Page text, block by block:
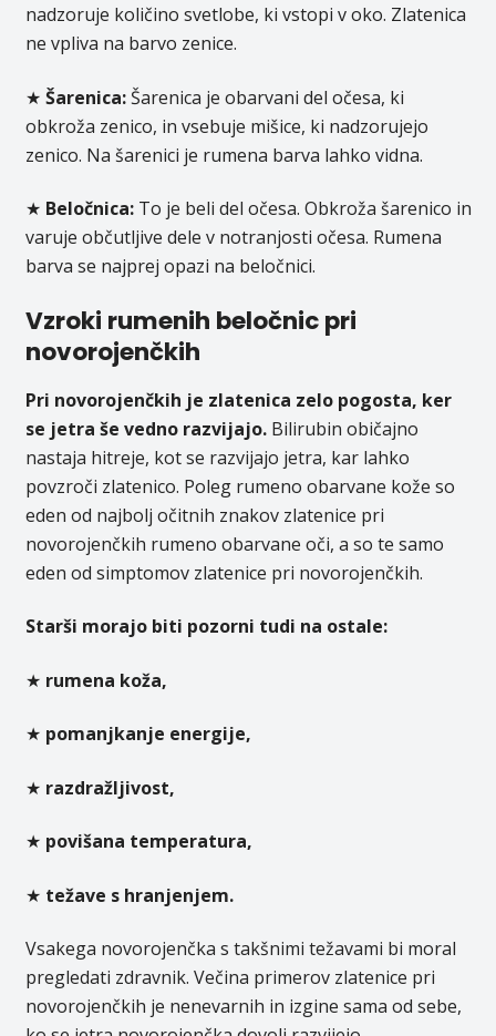
nadzoruje količino svetlobe, ki vstopi v oko. Zlatenica
ne vpliva na barvo zenice.
★ Šarenica:Šarenica je obarvani del očesa, ki
obkroža zenico, in vsebuje mišice, ki nadzorujejo
zenico. Na šarenici je rumena barva lahko vidna.
★ Beločnica:To je beli del očesa. Obkroža šarenico in
varuje občutljive dele v notranjosti očesa. Rumena
barva se najprej opazi na beločnici.
Vzroki rumenih beločnic pri
novorojenčkih
Pri novorojenčkih je zlatenica zelo pogosta, ker
se jetra še vedno razvijajo.Bilirubin običajno
nastaja hitreje, kot se razvijajo jetra, kar lahko
povzroči zlatenico. Poleg rumeno obarvane kože so
eden od najbolj očitnih znakov zlatenice pri
novorojenčkih rumeno obarvane oči, a so te samo
eden od simptomov zlatenice pri novorojenčkih.
Starši morajo biti pozorni tudi na ostale:
★ rumena koža,
★ pomanjkanje energije,
★ razdražljivost,
★ povišana temperatura,
★ težave s hranjenjem.
Vsakega novorojenčka s takšnimi težavami bi moral
pregledati zdravnik. Večina primerov zlatenice pri
novorojenčkih je nenevarnih in izgine sama od sebe,